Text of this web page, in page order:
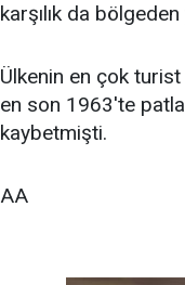
karşılık da
Ülkenin en çok
en son 1963'te
kaybetmişti.
AA